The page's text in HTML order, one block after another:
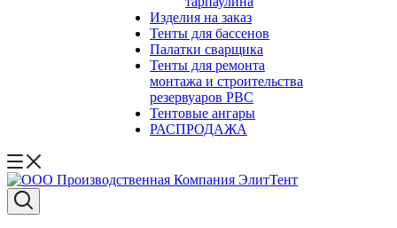
Изделия на заказ
Тенты для бассенов
Палатки сварщика
Тенты для ремонта
монтажа и строительства
резервуаров РВС
Тентовые ангары
РАСПРОДАЖА